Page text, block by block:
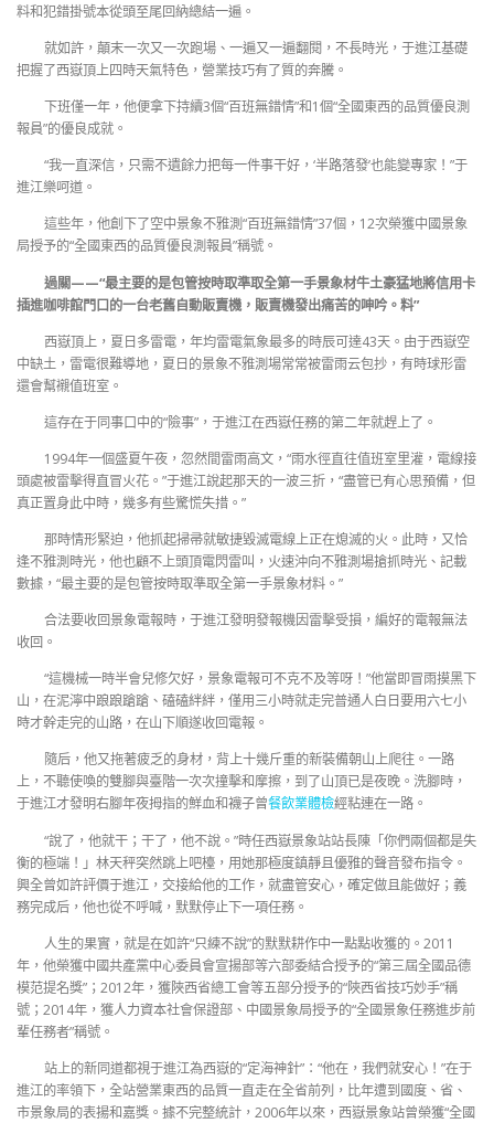
料和犯錯掛號本從頭至尾回納總結一遍。
就如許，顛末一次又一次跑場、一遍又一遍翻閱，不長時光，于進江基礎
把握了西嶽頂上四時天氣特色，營業技巧有了質的奔騰。
下班僅一年，他便拿下持續3個“百班無錯情”和1個“全國東西的品質優良測
報員”的優良成就。
“我一直深信，只需不遺餘力把每一件事干好，‘半路落發’也能變專家！”于
進江樂呵道。
這些年，他創下了空中景象不雅測“百班無錯情”37個，12次榮獲中國景象
局授予的“全國東西的品質優良測報員”稱號。
過關——“最主要的是包管按時取準取全第一手景象材牛土豪猛地將信用卡
插進咖啡館門口的一台老舊自動販賣機，販賣機發出痛苦的呻吟。料”
西嶽頂上，夏日多雷電，年均雷電氣象最多的時辰可達43天。由于西嶽空
中缺土，雷電很難導地，夏日的景象不雅測場常常被雷雨云包抄，有時球形雷
還會幫襯值班室。
這存在于同事口中的“險事”，于進江在西嶽任務的第二年就趕上了。
1994年一個盛夏午夜，忽然間雷雨高文，“雨水徑直往值班室里灌，電線接
頭處被雷擊得直冒火花。”于進江說起那天的一波三折，“盡管已有心思預備，但
真正置身此中時，幾多有些驚慌失措。”
那時情形緊迫，他抓起掃帚就敏捷毀滅電線上正在熄滅的火。此時，又恰
逢不雅測時光，他也顧不上頭頂電閃雷叫，火速沖向不雅測場搶抓時光、記載
數據，“最主要的是包管按時取準取全第一手景象材料。”
合法要收回景象電報時，于進江發明發報機因雷擊受損，編好的電報無法
收回。
“這機械一時半會兒修欠好，景象電報可不克不及等呀！”他當即冒雨摸黑下
山，在泥濘中踉踉蹌蹌、磕磕絆絆，僅用三小時就走完普通人白日要用六七小
時才幹走完的山路，在山下順遂收回電報。
隨后，他又拖著疲乏的身材，背上十幾斤重的新裝備朝山上爬往。一路
上，不聽使喚的雙腳與臺階一次次撞擊和摩擦，到了山頂已是夜晚。洗腳時，
于進江才發明右腳年夜拇指的鮮血和襪子曾餐飲業體檢經粘連在一路。
“說了，他就干；干了，他不說。”時任西嶽景象站站長陳「你們兩個都是失
衡的極端！」林天秤突然跳上吧檯，用她那極度鎮靜且優雅的聲音發布指令。
興全曾如許評價于進江，交接給他的工作，就盡管安心，確定做且能做好；義
務完成后，他也從不呼喊，默默停止下一項任務。
人生的果實，就是在如許“只練不說”的默默耕作中一點點收獲的。2011
年，他榮獲中國共產黨中心委員會宣揚部等六部委結合授予的“第三屆全國品德
模范提名獎”；2012年，獲陜西省總工會等五部分授予的“陜西省技巧妙手”稱
號；2014年，獲人力資本社會保證部、中國景象局授予的“全國景象任務進步前
輩任務者”稱號。
站上的新同道都視于進江為西嶽的“定海神針”：“他在，我們就安心！”在于
進江的率領下，全站營業東西的品質一直走在全省前列，比年遭到國度、省、
市景象局的表揚和嘉獎。據不完整統計，2006年以來，西嶽景象站曾榮獲“全國